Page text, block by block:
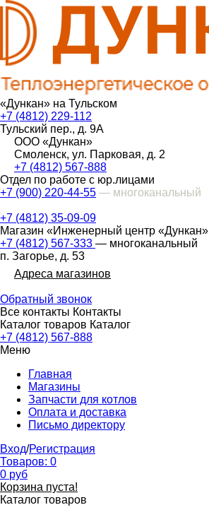
«Дункан» на Тульском
+7 (4812) 229-112
Тульский пер., д. 9А
ООО «Дункан»
Смоленск, ул. Парковая, д. 2
+7 (4812) 567-888
Отдел по работе с юр.лицами
+7 (900) 220-44-55 — многоканальный
+7 (4812) 35-09-09
Магазин «Инженерный центр «Дункан»
+7 (4812) 567-333 — многоканальный
п. Загорье, д. 53
Адреса магазинов
Обратный звонок
Все контакты Контакты
Каталог товаров Каталог
+7 (4812) 567-888
Меню
Главная
Магазины
Запчасти для котлов
Оплата и доставка
Письмо директору
Вход/Регистрация
Товаров: 0
0 руб
Корзина пуста!
Каталог товаров